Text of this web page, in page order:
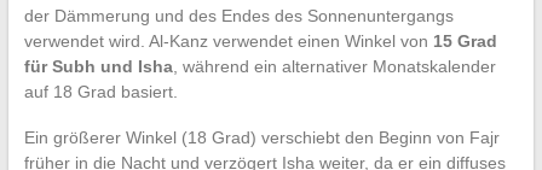
der Dämmerung und des Endes des Sonnenuntergangs
verwendet wird. Al-Kanz verwendet einen Winkel von 15 Grad
für Subh und Isha, während ein alternativer Monatskalender
auf 18 Grad basiert.
Ein größerer Winkel (18 Grad) verschiebt den Beginn von Fajr
früher in die Nacht und verzögert Isha weiter, da er ein diffuses